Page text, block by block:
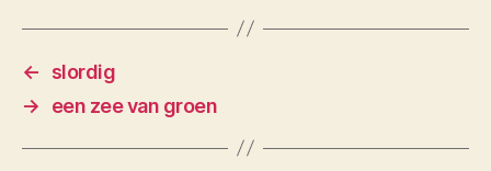
←
slordig
→
een zee van groen